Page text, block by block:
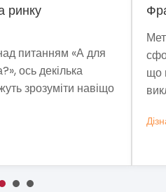
«А для
навіщо
Франшиза
Методом
сформували
що витримує
виклики
Дізнатися